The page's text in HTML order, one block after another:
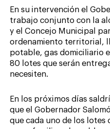
En su intervención el
trabajo conjunto con la
y el Concejo Municipal
ordenamiento territorial,
potable, gas domiciliario
80 lotes que serán
necesiten.
En los próximos días
que el Gobernador
que cada uno de los lotes